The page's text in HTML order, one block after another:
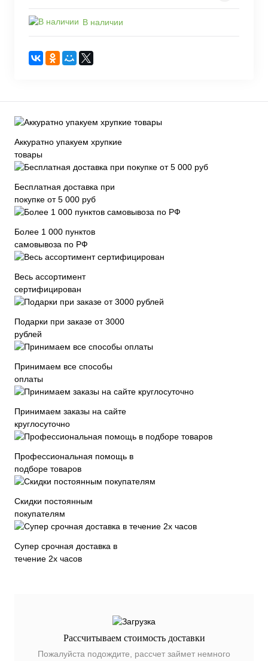
В наличии
Аккуратно упакуем хрупкие
товары
Бесплатная доставка при
покупке от 5 000 руб
Более 1 000 пунктов
самовывоза по РФ
Весь ассортимент
сертифицирован
Подарки при заказе от 3000
рублей
Принимаем все способы
оплаты
Принимаем заказы на сайте
круглосуточно
Профессиональная помощь в
подборе товаров
Скидки постоянным
покупателям
Супер срочная доставка в
течение 2х часов
Рассчитываем стоимость доставки
Пожалуйста подождите, рассчет займет немного